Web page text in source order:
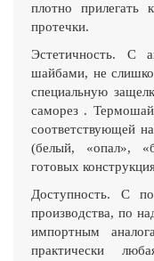
плотно прилегать
протечки.
Эстетичность. C
шайбами, не
специальную
саморез .
соответствующей
(белый, «опал»,
готовых
Доступность. С
производства, по
импортным
практически